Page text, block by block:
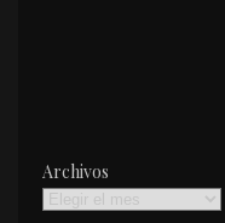
Archivos